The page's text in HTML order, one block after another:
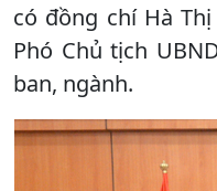
có đồng chí Hà
Phó Chủ tịch
ban, ngành.